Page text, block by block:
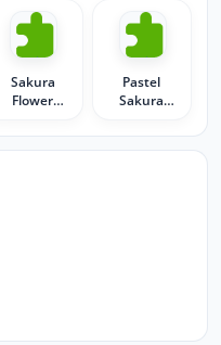
Sakura
Flower
Pastel
Sakura
Blossoms